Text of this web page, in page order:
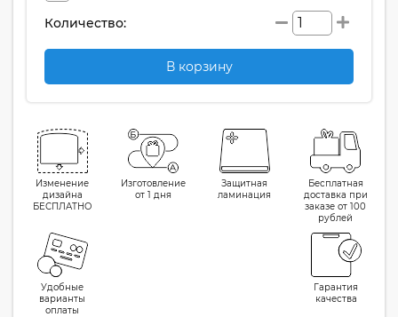
Количество:
В корзину
Изменение
дизайна
БЕСПЛАТНО
Изготовление
от 1 дня
Защитная
ламинация
Бесплатная
доставка при
заказе от 100
рублей
Удобные
варианты
оплаты
Гарантия
качества